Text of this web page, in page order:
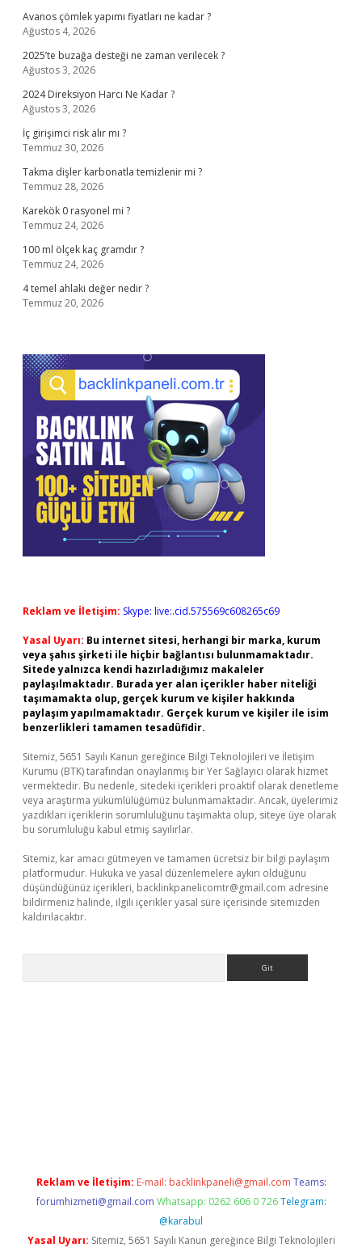
Avanos çömlek yapımı fiyatları ne kadar ?
Ağustos 4, 2026
2025’te buzağa desteği ne zaman verilecek ?
Ağustos 3, 2026
2024 Direksiyon Harcı Ne Kadar ?
Ağustos 3, 2026
İç girişimci risk alır mı ?
Temmuz 30, 2026
Takma dişler karbonatla temizlenir mi ?
Temmuz 28, 2026
Karekök 0 rasyonel mi ?
Temmuz 24, 2026
100 ml ölçek kaç gramdır ?
Temmuz 24, 2026
4 temel ahlaki değer nedir ?
Temmuz 20, 2026
Reklam ve İletişim: Skype: live:.cid.575569c608265c69
Yasal Uyarı: Bu internet sitesi, herhangi bir marka, kurum
veya şahıs şirketi ile hiçbir bağlantısı bulunmamaktadır.
Sitede yalnızca kendi hazırladığımız makaleler
paylaşılmaktadır. Burada yer alan içerikler haber niteliği
taşımamakta olup, gerçek kurum ve kişiler hakkında
paylaşım yapılmamaktadır. Gerçek kurum ve kişiler ile isim
benzerlikleri tamamen tesadüfidir.
Sitemiz, 5651 Sayılı Kanun gereğince Bilgi Teknolojileri ve İletişim
Kurumu (BTK) tarafından onaylanmış bir Yer Sağlayıcı olarak hizmet
vermektedir. Bu nedenle, sitedeki içerikleri proaktif olarak denetleme
veya araştırma yükümlülüğümüz bulunmamaktadır. Ancak, üyelerimiz
yazdıkları içeriklerin sorumluluğunu taşımakta olup, siteye üye olarak
bu sorumluluğu kabul etmiş sayılırlar.
Sitemiz, kar amacı gütmeyen ve tamamen ücretsiz bir bilgi paylaşım
platformudur. Hukuka ve yasal düzenlemelere aykırı olduğunu
düşündüğünüz içerikleri, backlinkpanelicomtr@gmail.com adresine
bildirmeniz halinde, ilgili içerikler yasal süre içerisinde sitemizden
kaldırılacaktır.
Reklam ve İletişim: E-mail: backlinkpaneli@gmail.com Teams:
forumhizmeti@gmail.com Whatsapp: 0262 606 0 726 Telegram:
@karabul
Yasal Uyarı: Sitemiz, 5651 Sayılı Kanun gereğince Bilgi Teknolojileri